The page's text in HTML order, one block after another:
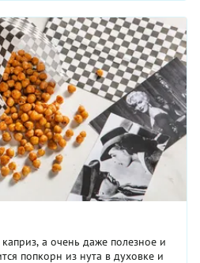
а очень даже полезное и
попкорн из нута в духовке и